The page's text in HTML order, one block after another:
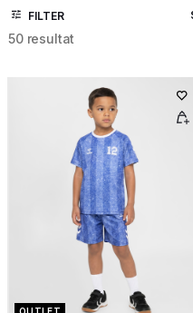
FILTER
50 resultat